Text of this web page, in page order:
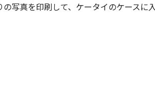
の写真を印刷して、ケータイのケースに